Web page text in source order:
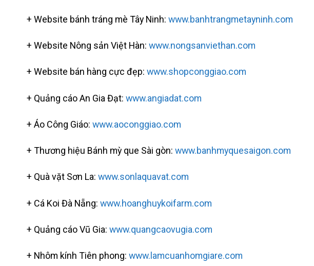
+ Website bánh tráng mè Tây Ninh: www.banhtrangmetayninh.com
+ Website Nông sản Việt Hàn: www.nongsanviethan.com
+ Website bán hàng cực đẹp: www.shopconggiao.com
+ Quảng cáo An Gia Đạt: www.angiadat.com
+ Áo Công Giáo: www.aoconggiao.com
+ Thương hiệu Bánh mỳ que Sài gòn: www.banhmyquesaigon.com
+ Quà vặt Sơn La: www.sonlaquavat.com
+ Cá Koi Đà Nẵng: www.hoanghuykoifarm.com
+ Quảng cáo Vũ Gia: www.quangcaovugia.com
+ Nhôm kính Tiên phong: www.lamcuanhomgiare.com